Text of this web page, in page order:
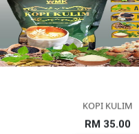
KOPI KULIM
RM 35.00
KEPERLUAN(16)
SELECT
SELANGOR(37)